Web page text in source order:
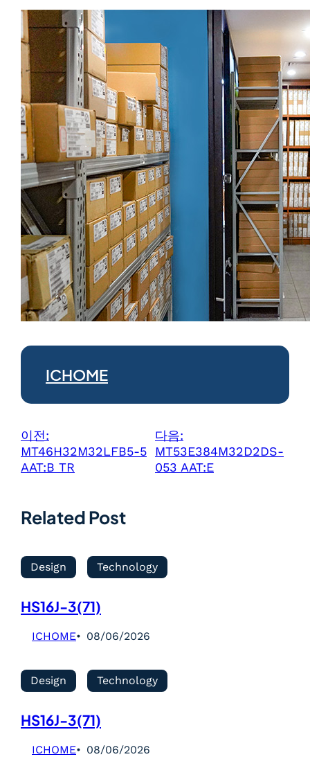
ICHOME
이전:
MT46H32M32LFB5-5
AAT:B TR
다음:
MT53E384M32D2DS-
053 AAT:E
Related Post
Design Technology
HS16J-3(71)
ICHOME 08/06/2026
Design Technology
HS16J-3(71)
ICHOME 08/06/2026